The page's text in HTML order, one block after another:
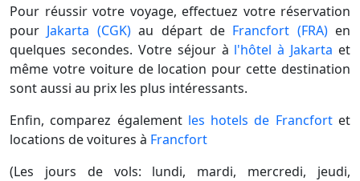
Pour réussir votre voyage, effectuez votre réservation
pour Jakarta (CGK)au départ de Francfort (FRA)en
quelques secondes. Votre séjour à l'hôtel à Jakarta et
même votre voiture de location pour cette destination
sont aussi au prix les plus intéressants.
Enfin, comparez également les hotels de Francfortet
locations de voitures à Francfort
(Les jours de vols: lundi, mardi, mercredi, jeudi,